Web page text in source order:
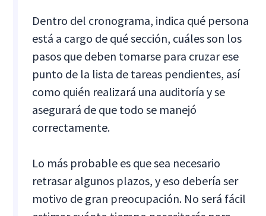
Dentro del cronograma, indica qué persona
está a cargo de qué sección, cuáles son los
pasos que deben tomarse para cruzar ese
punto de la lista de tareas pendientes, así
como quién realizará una auditoría y se
asegurará de que todo se manejó
correctamente.
Lo más probable es que sea necesario
retrasar algunos plazos, y eso debería ser
motivo de gran preocupación. No será fácil